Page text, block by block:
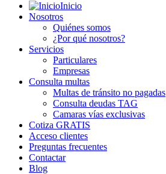
Inicio
Nosotros
Quiénes somos
¿Por qué nosotros?
Servicios
Particulares
Empresas
Consulta multas
Multas de tránsito no pagadas
Consulta deudas TAG
Camaras vías exclusivas
Cotiza GRATIS
Acceso clientes
Preguntas frecuentes
Contactar
Blog